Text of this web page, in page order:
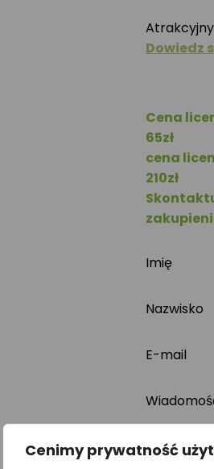
Cenimy prywatność
Dowiedz
Cena
65zł
cena
210zł
Imię
Nazwisko
E-mail